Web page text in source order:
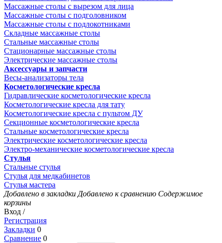
Массажные столы с вырезом для лица
Массажные столы с подголовником
Массажные столы с подлокотниками
Складные массажные столы
Стальные массажные столы
Стационарные массажные столы
Электрические массажные столы
Аксессуары и запчасти
Весы-анализаторы тела
Косметологические кресла
Гидравлические косметологические кресла
Косметологические кресла для тату
Косметологические кресла с пультом ДУ
Секционные косметологические кресла
Стальные косметологические кресла
Электрические косметологические кресла
Электро-механические косметологические кресла
Стулья
Стальные стулья
Стулья для медкабинетов
Стулья мастера
Добавлено в закладки Добавлено к сравнению Содержимое
корзины
Вход /
Регистрация
Закладки 0
Сравнение 0